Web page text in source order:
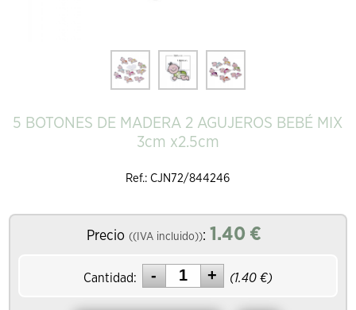
5 BOTONES DE MADERA 2 AGUJEROS BEBÉ MIX
3cm x2.5cm
Ref.: CJN72/844246
Precio ((IVA incluido)): 1.40 €
Cantidad: (1.40€)